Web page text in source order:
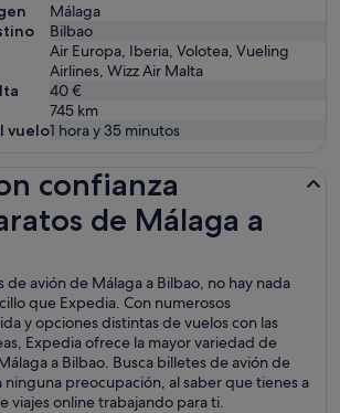
Málaga
Bilbao
Air Europa, Iberia, Volotea, Vueling
Airlines, Wizz Air Malta
40 €
745 km
vuelo1 hora y 35 minutos
confianza
de Málaga a
de avión de Málaga a Bilbao, no hay nada
que Expedia. Con numerosos
y opciones distintas de vuelos con las
Expedia ofrece la mayor variedad de
a Bilbao. Busca billetes de avión de
ninguna preocupación, al saber que tienes a
viajes online trabajando para ti.
Málaga a Bilbao